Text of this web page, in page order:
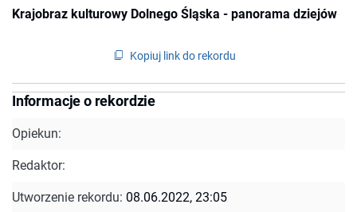
Krajobraz kulturowy Dolnego Śląska - panorama dziejów
Kopiuj link do rekordu
Informacje o rekordzie
Opiekun:
Redaktor:
Utworzenie rekordu: 08.06.2022, 23:05